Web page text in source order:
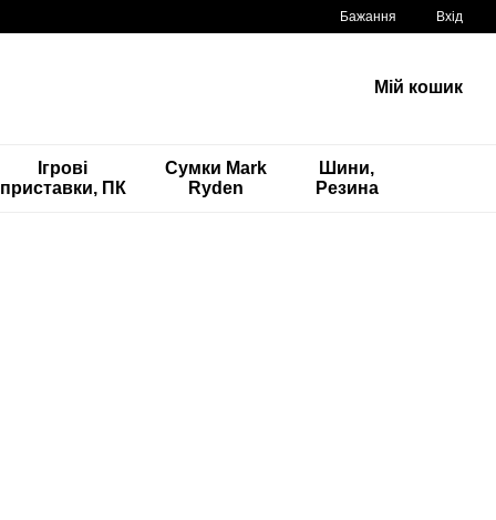
Бажання Вхід
Мій кошик
Ігрові
приставки, ПК
Сумки Mark
Ryden
Шини,
Резина